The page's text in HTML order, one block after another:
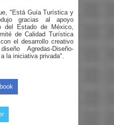
"Está Guía Turística y
gracias al apoyo
del Estado de México,
de Calidad Turística
el desarrollo creativo
Agredas-Diseño-
la iniciativa privada".